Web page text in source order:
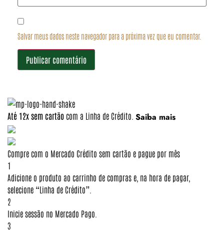
Salvar meus dados neste navegador para a próxima vez que eu comentar.
Até 12x sem cartão com a Linha de Crédito. Saiba mais
Compre com o Mercado Crédito sem cartão e pague por mês
1
Adicione o produto ao carrinho de compras e, na hora de pagar,
selecione “Linha de Crédito”.
2
Inicie sessão no Mercado Pago.
3